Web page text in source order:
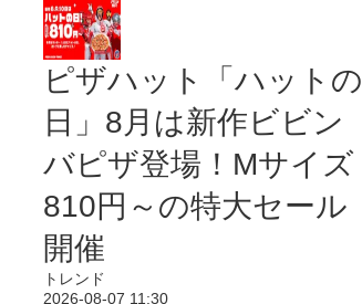
ピザハット「ハットの
日」8月は新作ビビン
バピザ登場！Mサイズ
810円～の特大セール
開催
トレンド
2026-08-07 11:30